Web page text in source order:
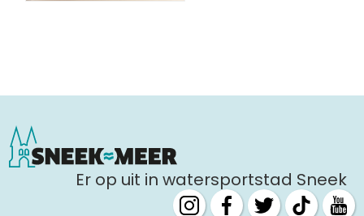
Er op uit in watersportstad Sneek